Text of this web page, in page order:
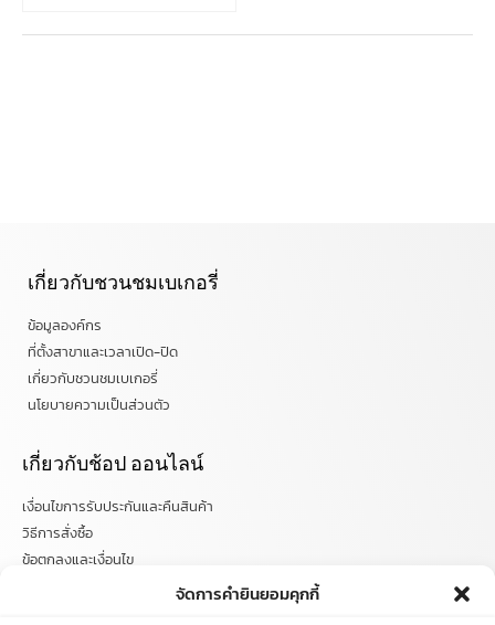
จัดการคำยินยอมคุกกี้
เกี่ยวกับชวนชมเบเกอรี่
ข้อมูลองค์กร
ที่ตั้งสาขาและเวลาเปิด-ปิด
เกี่ยวกับชวนชมเบเกอรี่
นโยบายความเป็นส่วนตัว
เกี่ยวกับช้อป ออนไลน์
เงื่อนไขการรับประกันและคืนสินค้า
วิธีการสั่งซื้อ
ข้อตกลงและเงื่อนไข